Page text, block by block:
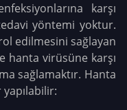
karşı
yöntemi yoktur.
edilmesini sağlayan
hanta virüsüne karşı
sağlamaktır. Hanta